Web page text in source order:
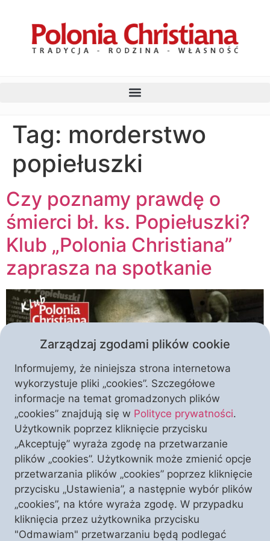
Tag: morderstwo
popiełuszki
Czy poznamy prawdę o
śmierci bł. ks. Popiełuszki?
Klub „Polonia Christiana”
zaprasza na spotkanie
„Zniszczyć księdza” – to tytuł książki autorstwa red.
Piotra Litki, która skupia się wokół zbrodni
popełnionej na kapelanie „Solidarności”,
błogosławionym księdzu Jerzym Popiełuszko. To
zarazem tytuł spotkania w Warszawie, na które już
teraz serdecznie Państwa zapraszamy. Jeśli jest
ktoś, kto może przybliżyć nas do poznania prawdy o
śmierci księdza Jerzego, to jest to właśnie gość […]
Zarządzaj zgodami plików cookie
Informujemy, że niniejsza strona internetowa
wykorzystuje pliki „cookies”. Szczegółowe
informacje na temat gromadzonych plików
„cookies” znajdują się w Polityce prywatności.
Użytkownik poprzez kliknięcie przycisku
„Akceptuję” wyraża zgodę na przetwarzanie
plików „cookies”. Użytkownik może zmienić opcje
przetwarzania plików „cookies” poprzez kliknięcie
przycisku „Ustawienia”, a następnie wybór plików
„cookies”, na które wyraża zgodę. W przypadku
kliknięcia przez użytkownika przycisku
"Odmawiam" przetwarzaniu będą podlegać